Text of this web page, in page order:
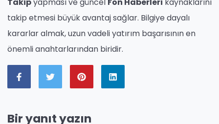
Takipyapması ve güncel Fon Haberleri kaynaklarını
takip etmesi büyük avantaj sağlar. Bilgiye dayalı
kararlar almak, uzun vadeli yatırım başarısının en
önemli anahtarlarından biridir.
Bir yanıt yazın